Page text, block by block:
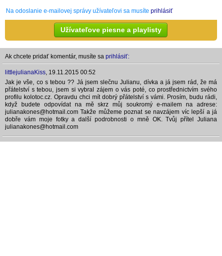
Na odoslanie e-mailovej správy užívateľovi sa musíte prihlásiť
Užívateľove piesne a playlisty
Ak chcete pridať komentár, musíte sa prihlásiť:
littlejulianaKiss, 19.11.2015 00:52
Jak je vše, co s tebou ?? Já jsem slečnu Julianu, dívka a já jsem rád, že má
přátelství s tebou, jsem si vybral zájem o vás poté, co prostřednictvím svého
profilu kolotoc.cz. Opravdu chci mít dobrý přátelství s vámi. Prosím, budu rádi,
když budete odpovídat na mě skrz můj soukromý e-mailem na adrese:
julianakones@hotmail.com Takže můžeme poznat se navzájem víc lepší a já
dobře vám moje fotky a další podrobnosti o mně OK. Tvůj přítel Juliana
julianakones@hotmail.com